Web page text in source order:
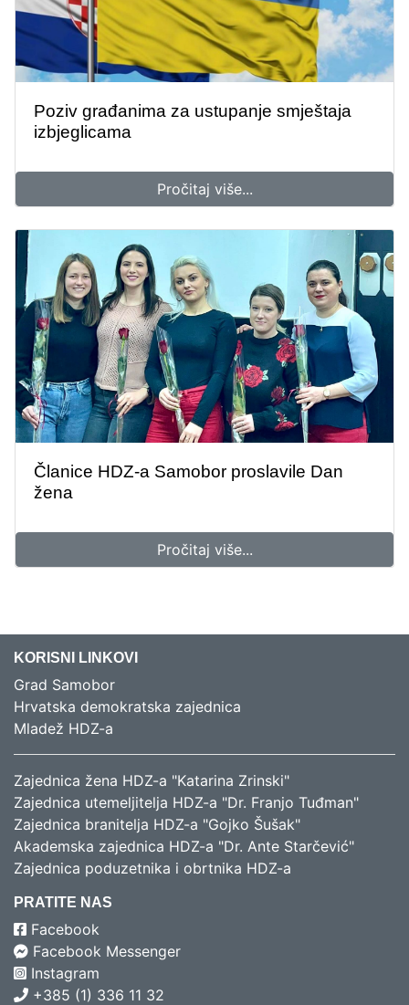
Poziv građanima za ustupanje smještaja
izbjeglicama
Pročitaj više...
Članice HDZ-a Samobor proslavile Dan
žena
Pročitaj više...
KORISNI LINKOVI
Grad Samobor
Hrvatska demokratska zajednica
Mladež HDZ-a
Zajednica žena HDZ-a "Katarina Zrinski"
Zajednica utemeljitelja HDZ-a "Dr. Franjo Tuđman"
Zajednica branitelja HDZ-a "Gojko Šušak"
Akademska zajednica HDZ-a "Dr. Ante Starčević"
Zajednica poduzetnika i obrtnika HDZ-a
PRATITE NAS
Facebook
Facebook Messenger
Instagram
+385 (1) 336 11 32